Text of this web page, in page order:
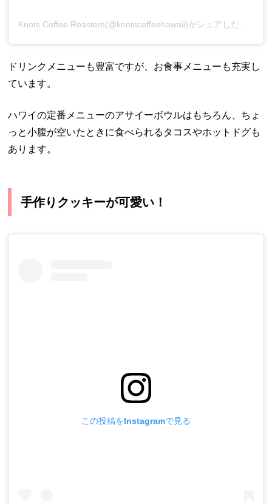
Knots Coffee Roasters(@knotscoffeehawaii)がシェアした投稿
ドリンクメニューも豊富ですが、お食事メニューも充実し
ています。
ハワイの定番メニューのアサイーボウルはもちろん、ちょ
っと小腹が空いたときに食べられるタコスやホットドグも
あります。
手作りクッキーが可愛い！
この投稿をInstagramで見る